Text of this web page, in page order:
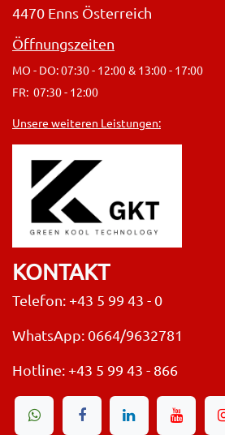
4470 Enns Österreich
Öffnungszeiten
MO - DO: 07:30 - 12:00 & 13:00 - 17:00
FR: 07:30 - 12:00
Unsere weiteren Leistungen:
KONTAKT
Telefon: +43 5 99 43 - 0
WhatsApp: 0664/9632781
Hotline: +43 5 99 43 - 866